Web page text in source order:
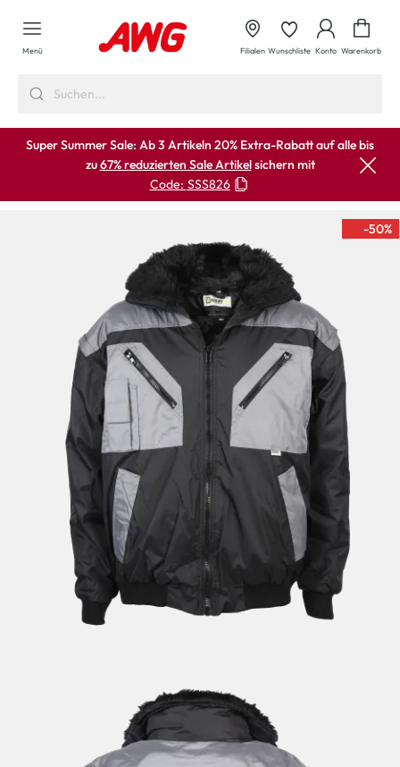
springen
Menü Filialen Wunschliste Konto Warenkorb
Super Summer Sale: Ab 3 Artikeln 20% Extra-Rabatt auf alle bis
zu67% reduzierten Sale Artikelsichern mit
Code: SSS826
-50%